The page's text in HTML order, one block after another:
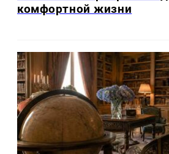
комфортной жизни